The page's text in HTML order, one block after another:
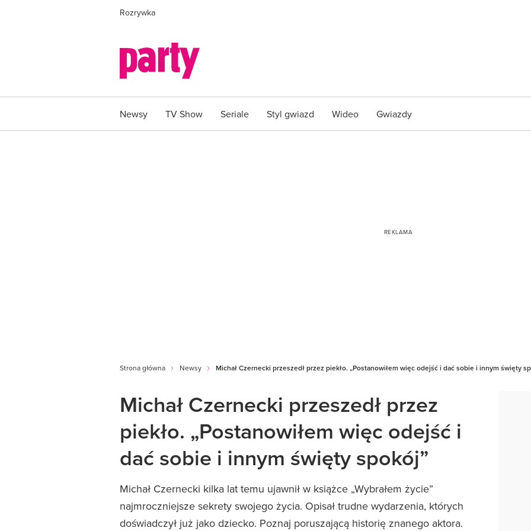
Rozrywka
Newsy TV Show Seriale Styl gwiazd Wideo Gwiazdy
Strona główna Newsy Michał Czernecki przeszedł przez piekło. „Postanowiłem więc odejść i dać sobie i innym święty
Michał Czernecki przeszedł przez
piekło. „Postanowiłem więc odejść i
dać sobie i innym święty spokój”
Michał Czernecki kilka lat temu ujawnił w książce „Wybrałem życie”
najmroczniejsze sekrety swojego życia. Opisał trudne wydarzenia, których
doświadczył już jako dziecko. Poznaj poruszającą historię znanego aktora.